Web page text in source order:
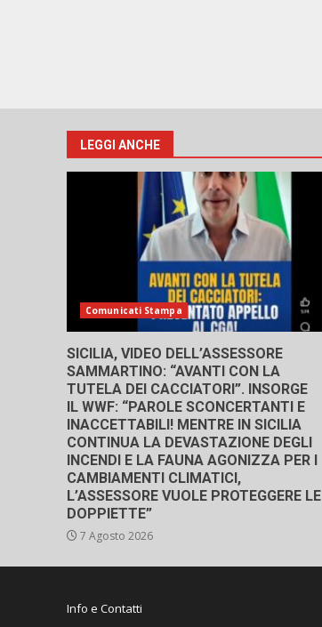
LEGGI ANCHE
Comunicati Stampa
SICILIA, VIDEO DELL’ASSESSORE
SAMMARTINO: “AVANTI CON LA
TUTELA DEI CACCIATORI”. INSORGE
IL WWF: “PAROLE SCONCERTANTI E
INACCETTABILI! MENTRE IN SICILIA
CONTINUA LA DEVASTAZIONE DEGLI
INCENDI E LA FAUNA AGONIZZA PER I
CAMBIAMENTI CLIMATICI,
L’ASSESSORE VUOLE PROTEGGERE LE
DOPPIETTE”
7 Agosto 2026
Info e Contatti